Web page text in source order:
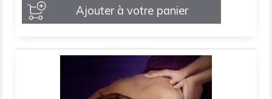
Ajouter à votre panier